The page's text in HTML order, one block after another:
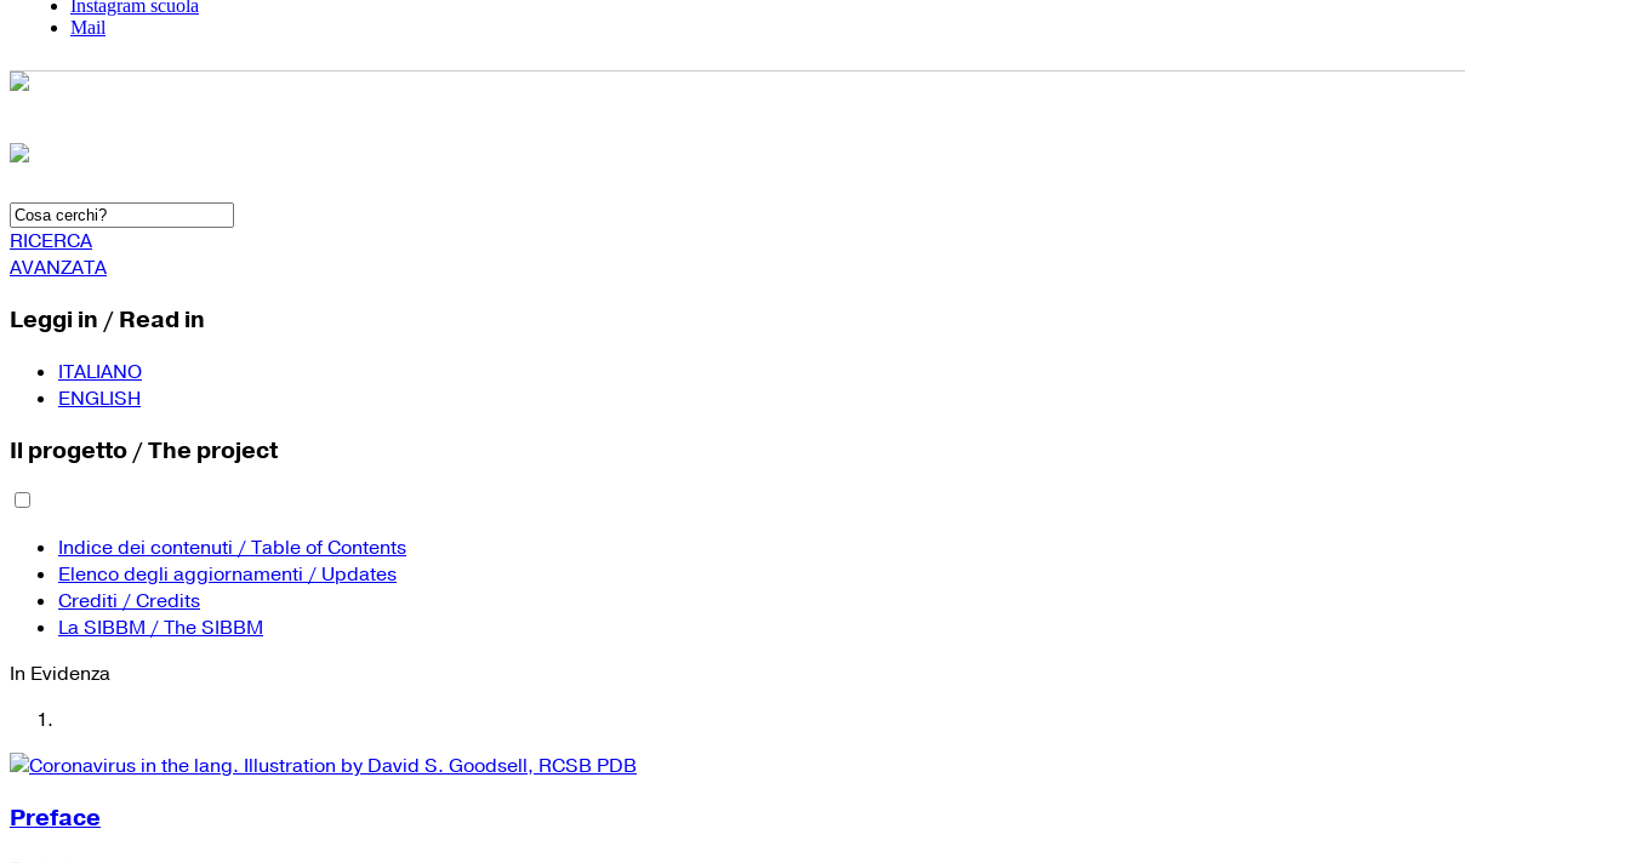
Instagram scuola
Mail
RICERCA
AVANZATA
Leggi in / Read in
ITALIANO
ENGLISH
Il progetto / The project
Indice dei contenuti / Table of Contents
Elenco degli aggiornamenti / Updates
Crediti / Credits
La SIBBM / The SIBBM
In Evidenza
Preface